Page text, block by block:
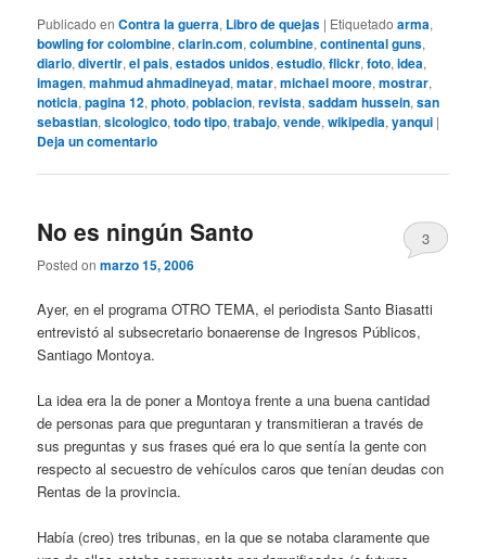
Publicado en Contra la guerra, Libro de quejas | Etiquetado arma,
bowling for colombine,clarin.com,columbine,continental guns,
diario,divertir,el pais,estados unidos,estudio,flickr,foto,idea,
imagen,mahmud ahmadineyad,matar,michael moore,mostrar,
noticia,pagina 12,photo,poblacion,revista,saddam hussein,san
sebastian,sicologico,todo tipo,trabajo,vende,wikipedia,yanqui |
Deja un comentario
No es ningún Santo
Posted onmarzo 15, 2006
3
Ayer, en el programa OTRO TEMA, el periodista Santo Biasatti
entrevistó al subsecretario bonaerense de Ingresos Públicos,
Santiago Montoya.
La idea era la de poner a Montoya frente a una buena cantidad
de personas para que preguntaran y transmitieran a través de
sus preguntas y sus frases qué era lo que sentía la gente con
respecto al secuestro de vehículos caros que tenían deudas con
Rentas de la provincia.
Había (creo) tres tribunas, en la que se notaba claramente que